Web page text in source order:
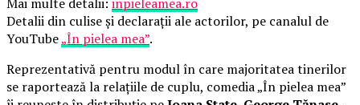
Detalii din culise și declarații ale actorilor, pe canalul de
YouTube„În pielea mea”.
Reprezentativă pentru modul în care majoritatea tinerilor
se raportează la relațiile de cuplu, comedia „În pielea mea”